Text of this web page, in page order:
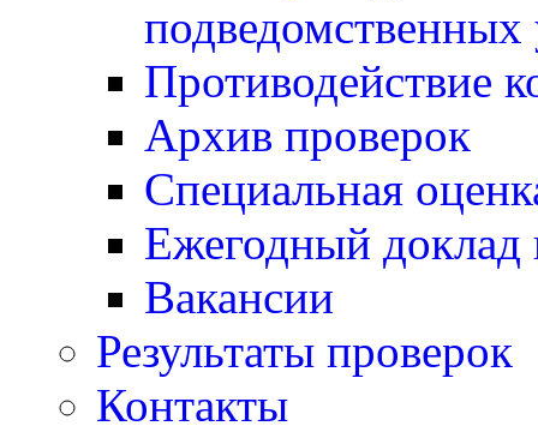
Противодействие
Архив проверок
Специальная
Ежегодный доклад
Вакансии
Результаты проверок
Контакты